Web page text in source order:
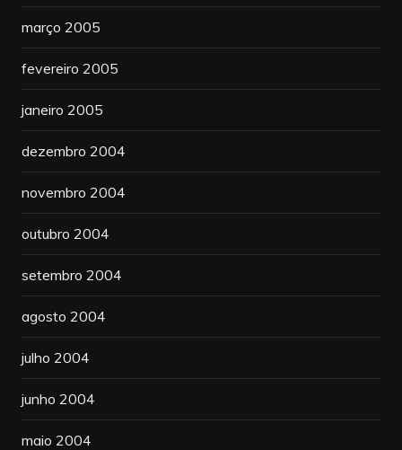
março 2005
fevereiro 2005
janeiro 2005
dezembro 2004
novembro 2004
outubro 2004
setembro 2004
agosto 2004
julho 2004
junho 2004
maio 2004